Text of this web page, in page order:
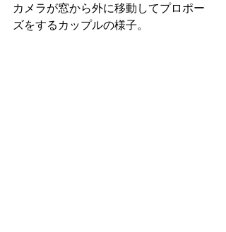
カメラが窓から外に移動してプロポー
ズをするカップルの様子。